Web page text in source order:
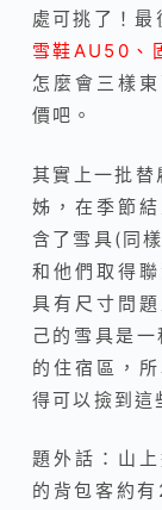
處可挑了！最
雪鞋AU50、
怎麼會三樣
價吧。
其實上一批
姊，在季節
含了雪具(同
和他們取得
具有尺寸問
己的雪具是
的住宿區，
得可以撿到這
題外話：山
的背包客約